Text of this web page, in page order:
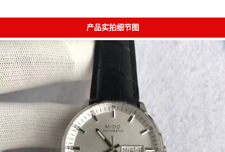
产品实拍细节图